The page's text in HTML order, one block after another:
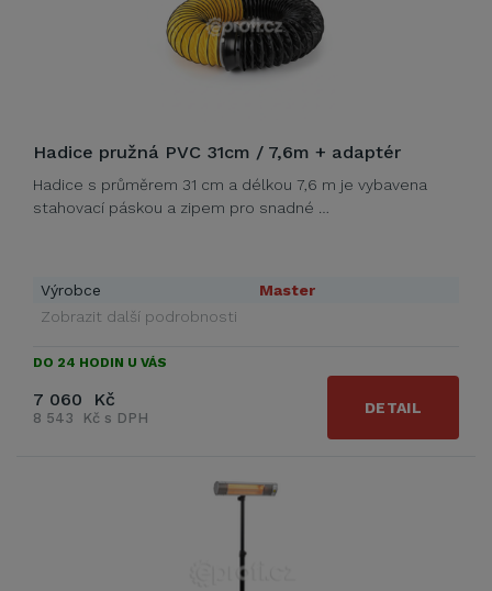
Hadice pružná PVC 31cm / 7,6m + adaptér
Hadice s průměrem 31 cm a délkou 7,6 m je vybavena
stahovací páskou a zipem pro snadné …
Výrobce
Master
Zobrazit další podrobnosti
DO 24 HODIN U VÁS
7 060 Kč
8 543 Kč s DPH
DETAIL